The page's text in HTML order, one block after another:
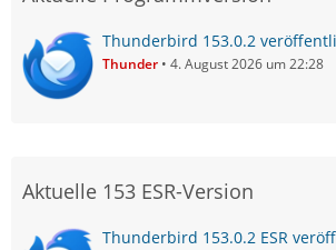
Thunderbird 153.0.2
Thunder 4. August 2026 um 22:28
Aktuelle 153 ESR-Version
Thunderbird 153.0.2 ESR